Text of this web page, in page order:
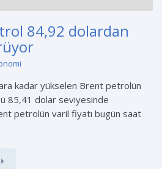
84,92 dolardan
kadar yükselen Brent petrolün
85,41 dolar seviyesinde
petrolün varil fiyatı bugün saat